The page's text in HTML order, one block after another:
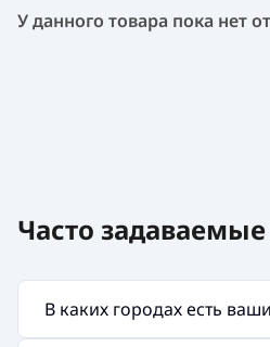
У данного товара пока нет
Часто
В каких городах есть